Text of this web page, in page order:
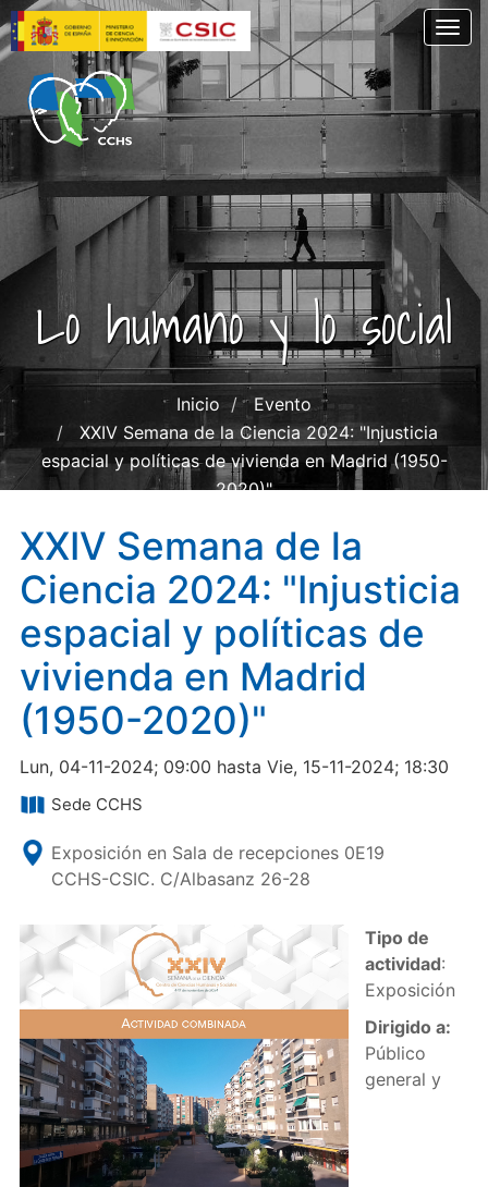
Pasar
al
contenido
principal
Lo humano y lo social
Inicio
Evento
XXIV Semana de la Ciencia 2024: "Injusticia
espacial y políticas de vivienda en Madrid (1950-
2020)"
XXIV Semana de la
Ciencia 2024: "Injusticia
espacial y políticas de
vivienda en Madrid
(1950-2020)"
Lun, 04-11-2024; 09:00 hasta Vie, 15-11-2024; 18:30
Sede CCHS
Exposición en Sala de recepciones 0E19
CCHS-CSIC. C/Albasanz 26-28
Tipo de
actividad:
Exposición
Dirigido a:
Público
general y